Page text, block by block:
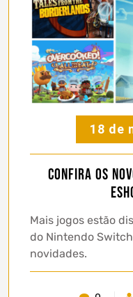
18 de
Confira os
Mais jogos estão
do Nintendo
novidades.